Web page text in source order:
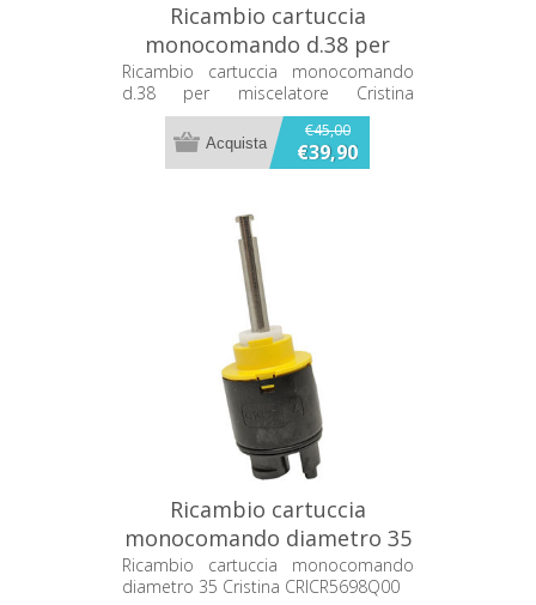
Ricambio cartuccia
monocomando d.38 per
miscelatore Cristina
CRICR2736P00
Ricambio cartuccia monocomando
d.38 per miscelatore Cristina
CRICR2736P00
€45,00
€39,90
Ricambio cartuccia
monocomando diametro 35
Cristina CRICR5698Q00
Ricambio cartuccia monocomando
diametro 35 Cristina CRICR5698Q00